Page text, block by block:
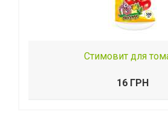
Стимовит для
16 ГРН